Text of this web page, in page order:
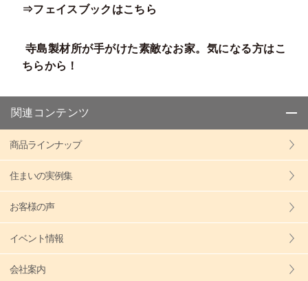
⇒フェイスブックはこちら
寺島製材所が手がけた素敵なお家。気になる方はこ
ちらから！
関連コンテンツ
商品ラインナップ
住まいの実例集
お客様の声
イベント情報
会社案内